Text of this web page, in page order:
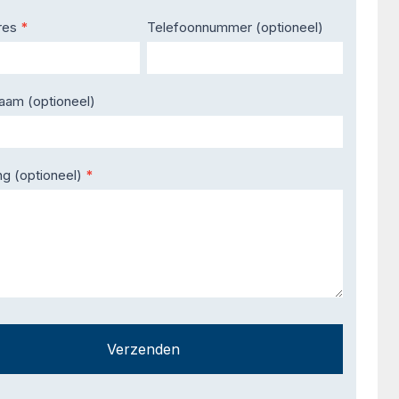
* Telefoonnummer (optioneel)
(optioneel)
(optioneel) *
Verzenden